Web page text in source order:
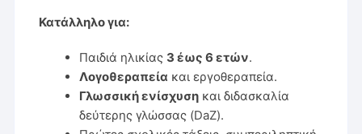
Κατάλληλο για:
Παιδιά ηλικίας 3 έως 6 ετών.
Λογοθεραπεία και εργοθεραπεία.
Γλωσσική ενίσχυση και διδασκαλία
δεύτερης γλώσσας (DaZ).